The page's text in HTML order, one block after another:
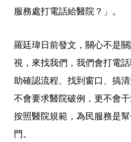
服務處打電話給醫院？」。
羅廷瑋日前發文，關心不是
視，來找我們，我們會打電
助確認流程、找到窗口、搞
不會要求醫院破例，更不會
按照醫院規範，為民服務是
門。